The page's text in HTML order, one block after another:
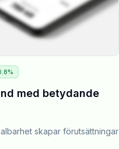
%
med betydande
skapar förutsättningar